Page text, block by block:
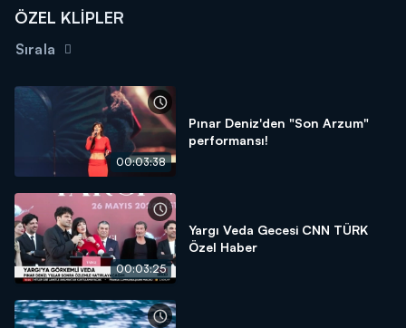
ÖZEL KLİPLER
Sırala
00:03:38
Pınar Deniz'den "Son Arzum"
performansı!
00:03:25
Yargı Veda Gecesi CNN TÜRK
Özel Haber